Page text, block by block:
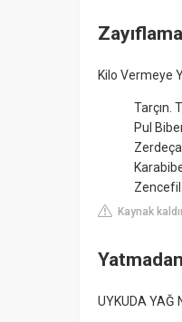
Kilo Vermeye
Tarçın.
Pul
Zencefil.
Kaynak
UYKUDA YAĞ